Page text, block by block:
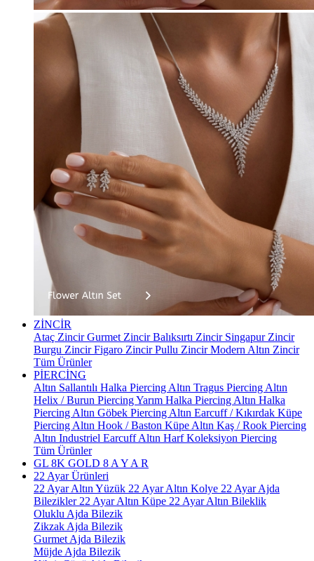
ZİNCİR
Ataç ZincirGurmet ZincirBalıksırtı Zincir Singapur Zincir
Burgu ZincirFigaro ZincirPullu ZincirModern Altın Zincir
Tüm Ürünler
PİERCİNG
Altın Sallantılı Halka Piercing Altın Tragus Piercing Altın
Helix / Burun PiercingYarım Halka Piercing Altın Halka
Piercing Altın Göbek Piercing Altın Earcuff / Kıkırdak Küpe
Piercing Altın Hook / Baston Küpe Altın Kaş / Rook Piercing
Altın Industriel EarcuffAltın Harf Koleksiyon Piercing
Tüm Ürünler
GL 8K GOLD 8 A Y A R
22 Ayar Ürünleri
22 Ayar Altın Yüzük 22 Ayar Altın Kolye 22 Ayar Ajda
Bilezikler 22 Ayar Altın Küpe 22 Ayar Altın Bileklik
Oluklu Ajda Bilezik
Zikzak Ajda Bilezik
Gurmet Ajda Bilezik
Müjde Ajda Bilezik